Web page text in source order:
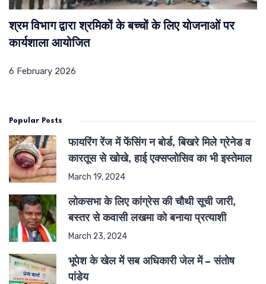
श्रम विभाग द्वारा श्रमिकों के बच्चों के लिए योजनाओं पर
कार्यशाला आयोजित
6 February 2026
Popular Posts
फायरिंग रेंज में फेंसिंग न बोर्ड, बिखरे मिले ग्रेनेड व
कारतूस से खोखे, हाई एक्सप्लोसिव का भी इस्तेमाल
March 19, 2024
लोकसभा के लिए कांग्रेस की चौथी सूची जारी,
बस्तर से कवासी लखमा को बनाया प्रत्याशी
March 23, 2024
भूपेश के खेल में सब अधिकारी जेल में – संतोष
पांडेय